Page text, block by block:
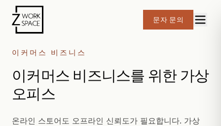
문자 문의
이커머스 비즈니스
이커머스 비즈니스를 위한 가상
오피스
온라인 스토어도 오프라인 신뢰도가 필요합니다. 가상